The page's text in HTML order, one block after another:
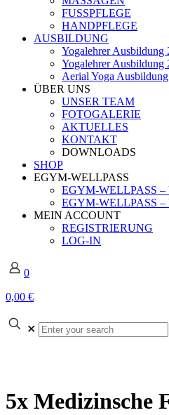
FUSSPFLEGE
HANDPFLEGE
AUSBILDUNG
Yogalehrer Ausbildung
Yogalehrer Ausbildung
Aerial Yoga
ÜBER UNS
UNSER TEAM
FOTOGALERIE
AKTUELLES
KONTAKT
DOWNLOADS
SHOP
EGYM-WELLPASS
EGYM-WELLPASS –
EGYM-WELLPASS –
MEIN ACCOUNT
REGISTRIERUNG
LOG-IN
0
0,00 €
✕
Enter
your
5x Medizinsche